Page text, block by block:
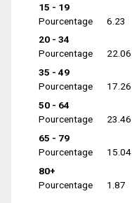
15 - 19
Pourcentage
6.23
20 - 34
Pourcentage
22.06
35 - 49
Pourcentage
17.26
50 - 64
Pourcentage
23.46
65 - 79
Pourcentage
15.04
80+
Pourcentage
1.87